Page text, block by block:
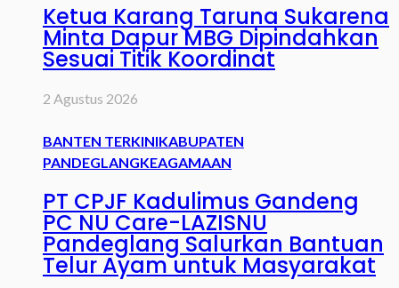
Ketua Karang Taruna Sukarena
Minta Dapur MBG Dipindahkan
Sesuai Titik Koordinat
2 Agustus 2026
BANTEN TERKINIKABUPATEN
PANDEGLANGKEAGAMAAN
PT CPJF Kadulimus Gandeng
PC NU Care-LAZISNU
Pandeglang Salurkan Bantuan
Telur Ayam untuk Masyarakat